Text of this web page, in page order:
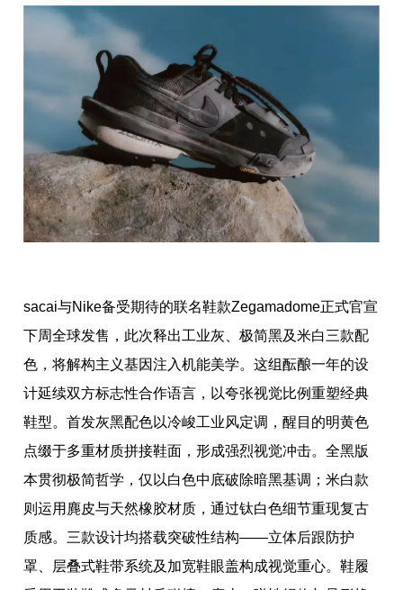
sacai与Nike备受期待的联名鞋款Zegamadome正式官宣
下周全球发售，此次释出工业灰、极简黑及米白三款配
色，将解构主义基因注入机能美学。这组酝酿一年的设
计延续双方标志性合作语言，以夸张视觉比例重塑经典
鞋型。首发灰黑配色以冷峻工业风定调，醒目的明黄色
点缀于多重材质拼接鞋面，形成强烈视觉冲击。全黑版
本贯彻极简哲学，仅以白色中底破除暗黑基调；米白款
则运用麂皮与天然橡胶材质，通过钛白色细节重现复古
质感。三款设计均搭载突破性结构——立体后跟防护
罩、层叠式鞋带系统及加宽鞋眼盖构成视觉重心。鞋履